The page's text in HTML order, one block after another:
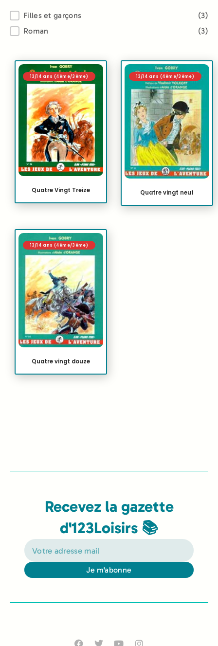
GenreFilles et garçons
(3)
Roman
(3)
13/14 ans (4ème/3ème)
Quatre Vingt Treize
13/14 ans (4ème/3ème)
Quatre vingt neuf
13/14 ans (4ème/3ème)
Quatre vingt douze
Recevez la gazette
d'123Loisirs 📚
Je m'abonne